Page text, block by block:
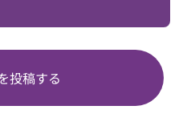
投稿する